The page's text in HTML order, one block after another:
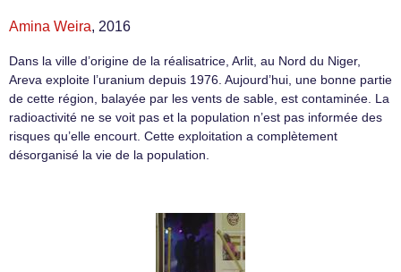
Amina Weira, 2016
Dans la ville d’origine de la réalisatrice, Arlit, au Nord du Niger,
Areva exploite l’uranium depuis 1976. Aujourd’hui, une bonne partie
de cette région, balayée par les vents de sable, est contaminée. La
radioactivité ne se voit pas et la population n’est pas informée des
risques qu’elle encourt. Cette exploitation a complètement
désorganisé la vie de la population.